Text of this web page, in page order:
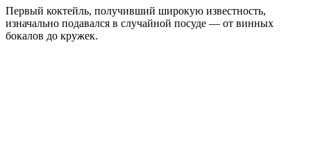
Первый коктейль, получивший широкую известность,
изначально подавался в случайной посуде — от винных
бокалов до кружек.